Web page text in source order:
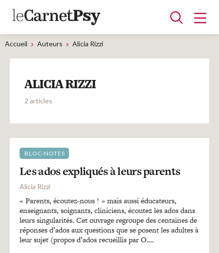
Articles
A la une
Adolescence
Dispositif
Enfance
Périnatalité
Psychanalyse
Psychopathologie
Soin
Auteurs
Blocs-notes
Recherches
Accueil Auteurs Alicia Rizzi
ALICIA RIZZI
2 articles
BLOC-NOTES
Les ados expliqués à leurs parents
Alicia Rizzi
« Parents, écoutez-nous ! » mais aussi éducateurs,
enseignants, soignants, cliniciens, écoutez les ados dans
leurs singularités. Cet ouvrage regroupe des centaines de
réponses d’ados aux questions que se posent les adultes à
leur sujet (propos d’ados recueillis par O….